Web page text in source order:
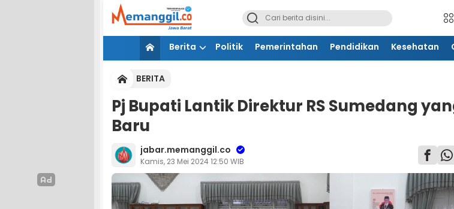
Berita Politik Pemerintahan Pendidikan Kesehatan
BERITA
Pj Bupati Lantik Direktur RS Sumedang
Baru
jabar.memanggil.co
Kamis, 23 Mei 2024 12:50 WIB